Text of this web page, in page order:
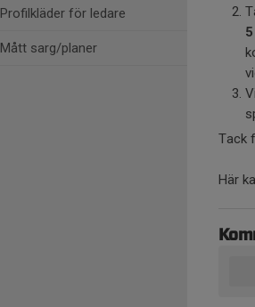
Profilkläder för ledare
Mått sarg/planer
Tack
Här